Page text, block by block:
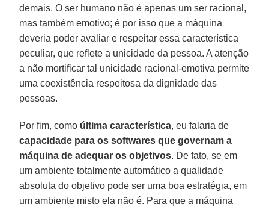
demais. O ser humano não é apenas um ser racional,
mas também emotivo; é por isso que a máquina
deveria poder avaliar e respeitar essa característica
peculiar, que reflete a unicidade da pessoa. A atenção
a não mortificar tal unicidade racional-emotiva permite
uma coexistência respeitosa da dignidade das
pessoas.
Por fim, como última característica, eu falaria de
capacidade para os softwares que governam a
máquina de adequar os objetivos. De fato, se em
um ambiente totalmente automático a qualidade
absoluta do objetivo pode ser uma boa estratégia, em
um ambiente misto ela não é. Para que a máquina